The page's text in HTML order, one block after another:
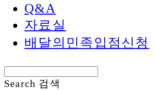
Q&A
자료실
배달의민족입점신청
Search 검색